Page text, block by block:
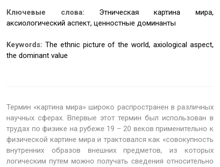
Ключевые слова: Этническая картина мира,
аксиологический аспект, ценностные доминанты
Keywords:The ethnic picture of the world, axiological aspect,
the dominant value
Термин «картина мира» широко распространен в различных
научных сферах. Впервые этот термин был использован в
трудах по физике на рубеже 19 – 20 веков применительно к
физической картине мира и трактовался как «совокупность
внутренних образов внешних предметов, из которых
логическим путем можно получать сведения относительно